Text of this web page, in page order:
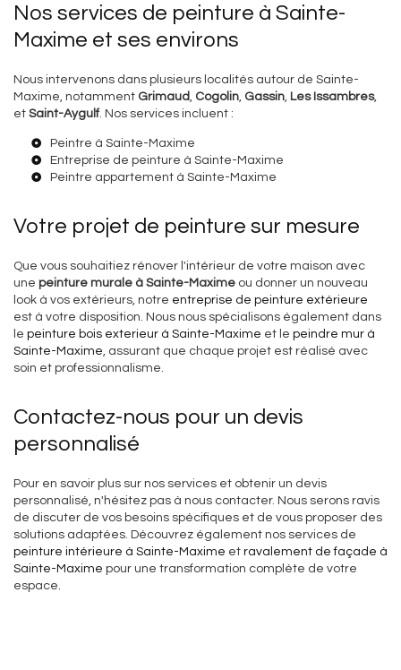
Nos services de peinture à Sainte-
Maxime et ses environs
Nous intervenons dans plusieurs localités autour de Sainte-
Maxime, notamment Grimaud Cogolin Gassin Les Issambres,
et Saint-Aygulf. Nos services incluent :
Peintre à Sainte-Maxime
Entreprise de peinture à Sainte-Maxime
Peintre appartement à Sainte-Maxime
Votre projet de peinture sur mesure
Que vous souhaitiez rénover l'intérieur de votre maison avec
une peinture murale à Sainte-Maxime ou donner un nouveau
look à vos extérieurs, notre entreprise de peinture extérieure
est à votre disposition. Nous nous spécialisons également dans
le peinture bois exterieur à Sainte-Maxime et le peindre mur à
Sainte-Maxime , assurant que chaque projet est réalisé avec
soin et professionnalisme.
Contactez-nous pour un devis
personnalisé
Pour en savoir plus sur nos services et obtenir un devis
personnalisé, n'hésitez pas à nous contacter. Nous serons ravis
de discuter de vos besoins spécifiques et de vous proposer des
solutions adaptées. Découvrez également nos services de
peinture intérieure à Sainte-Maxime et ravalement de façade à
Sainte-Maxime pour une transformation complète de votre
espace.